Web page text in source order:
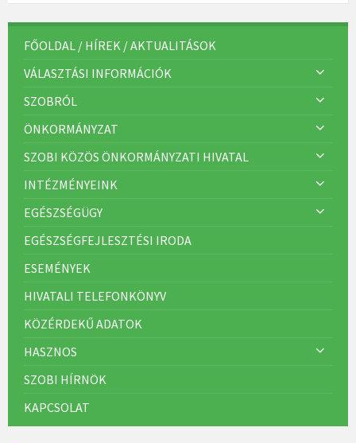
e
r
i
k
FŐOLDAL / HÍREK / AKTUALITÁSOK
VÁLASZTÁSI INFORMÁCIÓK
SZOBRÓL
ÖNKORMÁNYZAT
SZOBI KÖZÖS ÖNKORMÁNYZATI HIVATAL
INTÉZMÉNYEINK
EGÉSZSÉGÜGY
EGÉSZSÉGFEJLESZTÉSI IRODA
ESEMÉNYEK
HIVATALI TELEFONKÖNYV
KÖZÉRDEKŰ ADATOK
HASZNOS
SZOBI HÍRNÖK
KAPCSOLAT